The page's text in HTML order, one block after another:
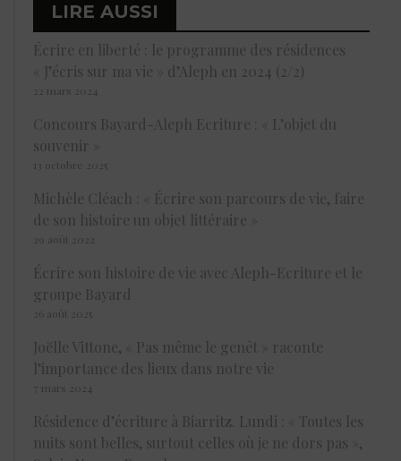
LIRE AUSSI
Écrire en liberté : le programme des résidences
« J’écris sur ma vie » d’Aleph en 2024 (2/2)
22 mars 2024
Concours Bayard-Aleph Ecriture : « L’objet du
souvenir »
13 octobre 2025
Michèle Cléach : « Écrire son parcours de vie, faire
de son histoire un objet littéraire »
29 août 2022
Écrire son histoire de vie avec Aleph-Ecriture et le
groupe Bayard
26 août 2025
Joëlle Vittone, « Pas même le genêt » raconte
l’importance des lieux dans notre vie
7 mars 2024
Résidence d’écriture à Biarritz. Lundi : « Toutes les
nuits sont belles, surtout celles où je ne dors pas »,